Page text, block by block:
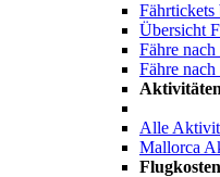
Fährtickets
Übersicht
Fähre
Fähre
Aktivitäten
Alle
Mallorca